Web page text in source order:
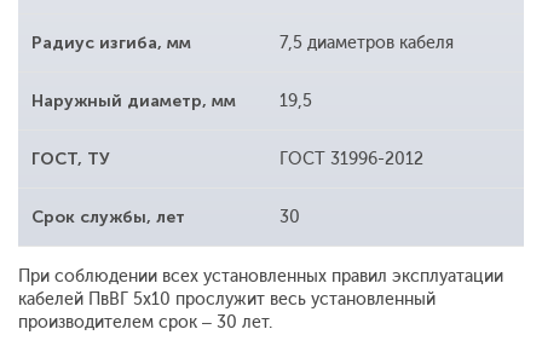
Радиус изгиба, мм 7,5 диаметров кабеля
Наружный диаметр, мм 19,5
ГОСТ, ТУ ГОСТ 31996-2012
Срок службы, лет 30
При соблюдении всех установленных правил эксплуатации
кабелей ПвВГ 5x10 прослужит весь установленный
производителем срок – 30 лет.